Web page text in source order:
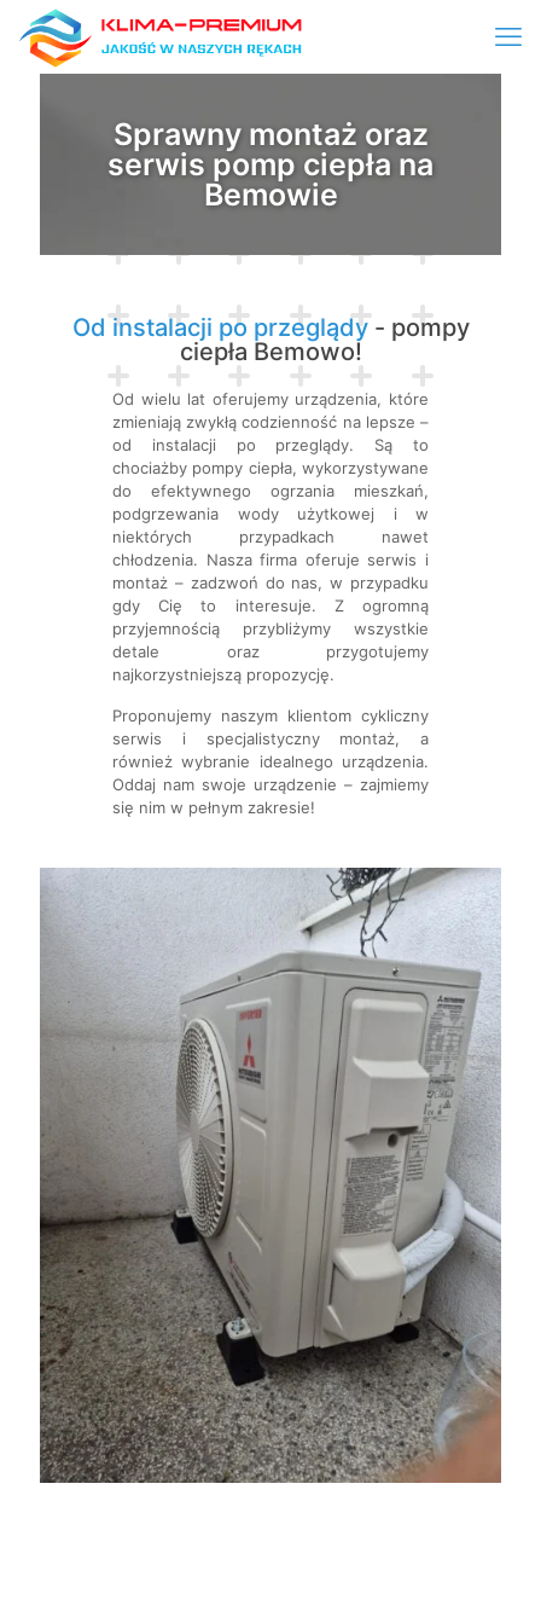
Sprawny montaż oraz
serwis pomp ciepła na
Bemowie
Od instalacji po przeglądy- pompy
ciepła Bemowo!
Od wielu lat oferujemy urządzenia, które
zmieniają zwykłą codzienność na lepsze –
od instalacji po przeglądy. Są to
chociażby pompy ciepła, wykorzystywane
do efektywnego ogrzania mieszkań,
podgrzewania wody użytkowej i w
niektórych przypadkach nawet
chłodzenia. Nasza firma oferuje serwis i
montaż – zadzwoń do nas, w przypadku
gdy Cię to interesuje. Z ogromną
przyjemnością przybliżymy wszystkie
detale oraz przygotujemy
najkorzystniejszą propozycję.
Proponujemy naszym klientom cykliczny
serwis i specjalistyczny montaż, a
również wybranie idealnego urządzenia.
Oddaj nam swoje urządzenie – zajmiemy
się nim w pełnym zakresie!